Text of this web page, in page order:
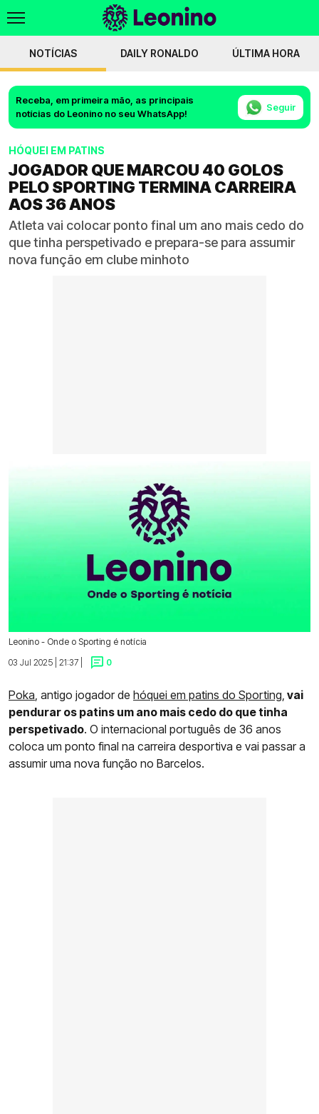
NOTÍCIAS DAILY RONALDO ÚLTIMA HORA
Receba, em primeira mão, as principais
notícias do Leonino no seu WhatsApp!
Seguir
HÓQUEI EM PATINS
JOGADOR QUE MARCOU 40 GOLOS
PELO SPORTING TERMINA CARREIRA
AOS 36 ANOS
Atleta vai colocar ponto final um ano mais cedo do
que tinha perspetivado e prepara-se para assumir
nova função em clube minhoto
Leonino - Onde o Sporting é notícia
03 Jul 2025 | 21:37 |
0
Poka, antigo jogador de hóquei em patins do Sporting, vai
pendurar os patins um ano mais cedo do que tinha
perspetivado. O internacional português de 36 anos
coloca um ponto final na carreira desportiva e vai passar a
assumir uma nova função no Barcelos.